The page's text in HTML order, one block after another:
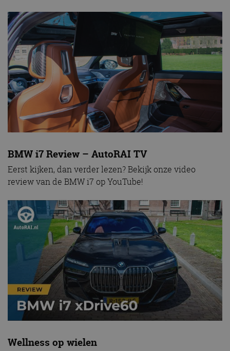
BMW i7 Review – AutoRAI TV
Eerst kijken, dan verder lezen? Bekijk onze video
review van de BMW i7 op YouTube!
Wellness op wielen